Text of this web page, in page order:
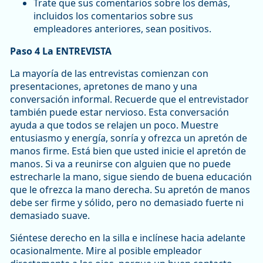
Trate que sus comentarios sobre los demás,
incluidos los comentarios sobre sus
empleadores anteriores, sean positivos.
Paso 4 La ENTREVISTA
La mayoría de las entrevistas comienzan con
presentaciones, apretones de mano y una
conversación informal. Recuerde que el entrevistador
también puede estar nervioso. Esta conversación
ayuda a que todos se relajen un poco. Muestre
entusiasmo y energía, sonría y ofrezca un apretón de
manos firme. Está bien que usted inicie el apretón de
manos. Si va a reunirse con alguien que no puede
estrecharle la mano, sigue siendo de buena educación
que le ofrezca la mano derecha. Su apretón de manos
debe ser firme y sólido, pero no demasiado fuerte ni
demasiado suave.
Siéntese derecho en la silla e inclínese hacia adelante
ocasionalmente. Mire al posible empleador